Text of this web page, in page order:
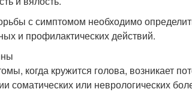
с симптомом необходимо
и профилактических действий.
когда кружится голова, возникает
соматических или неврологических